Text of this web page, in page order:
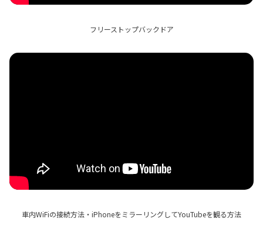
フリーストップバックドア
車内WiFiの接続方法・iPhoneをミラーリングしてYouTubeを観る方法